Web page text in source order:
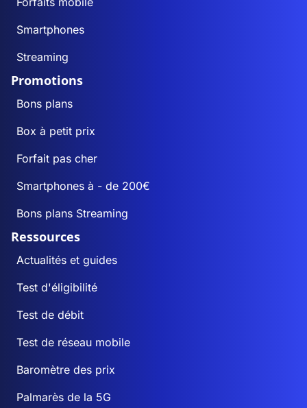
Smartphones
Streaming
Promotions
Bons plans
Box à petit prix
Forfait pas cher
Smartphones à - de 200€
Bons plans Streaming
Ressources
Actualités et guides
Test d'éligibilité
Test de débit
Test de réseau mobile
Baromètre des prix
Palmarès de la 5G